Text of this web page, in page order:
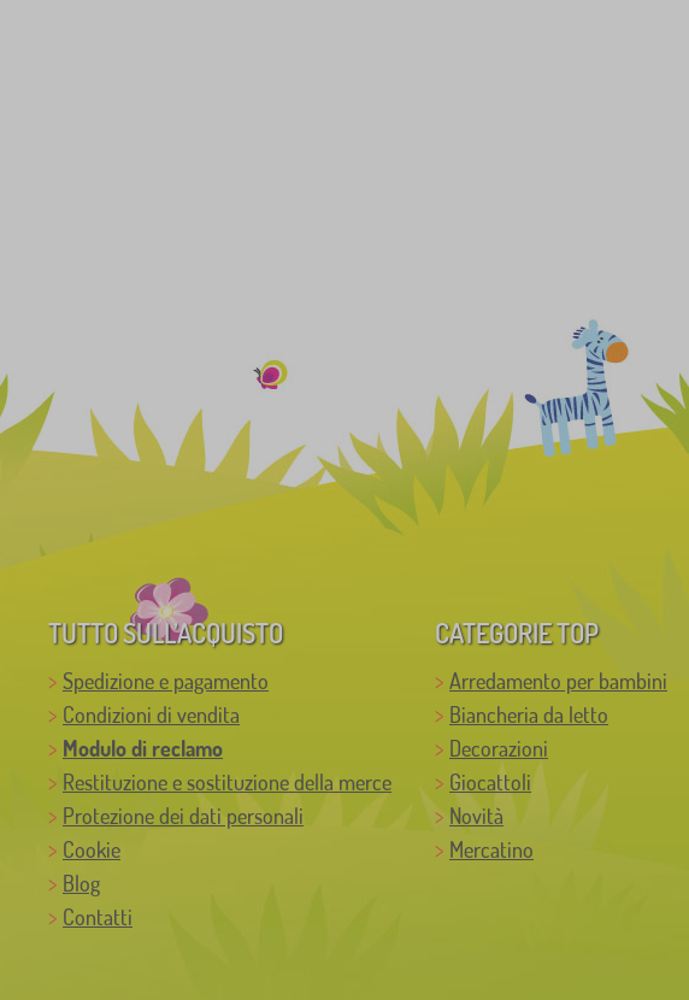
TUTTO SULL’ACQUISTO
Spedizione e pagamento
Condizioni di vendita
Modulo di reclamo
Restituzione e sostituzione della merce
Protezione dei dati personali
Cookie
Blog
Contatti
CATEGORIE TOP
Arredamento per bambini
Biancheria da letto
Decorazioni
Giocattoli
Novità
Mercatino